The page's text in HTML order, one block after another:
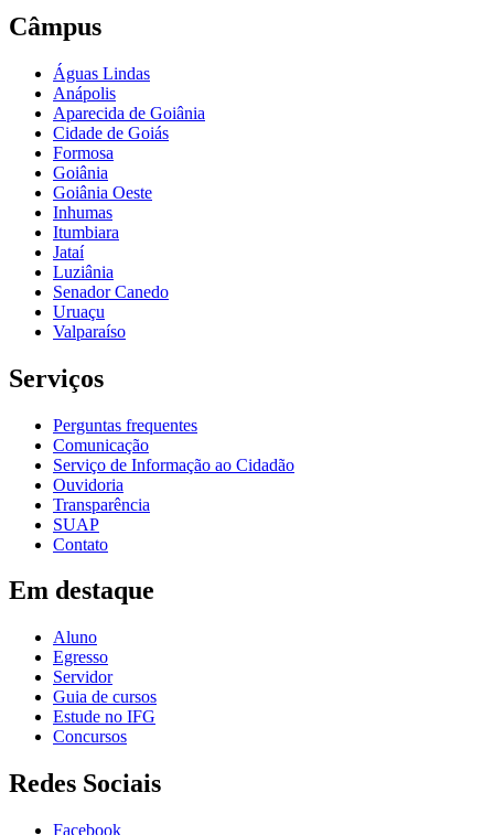
Câmpus
Águas Lindas
Anápolis
Aparecida de Goiânia
Cidade de Goiás
Formosa
Goiânia
Goiânia Oeste
Inhumas
Itumbiara
Jataí
Luziânia
Senador Canedo
Uruaçu
Valparaíso
Serviços
Perguntas frequentes
Comunicação
Serviço de Informação ao Cidadão
Ouvidoria
Transparência
SUAP
Contato
Em destaque
Aluno
Egresso
Servidor
Guia de cursos
Estude no IFG
Concursos
Redes Sociais
Facebook